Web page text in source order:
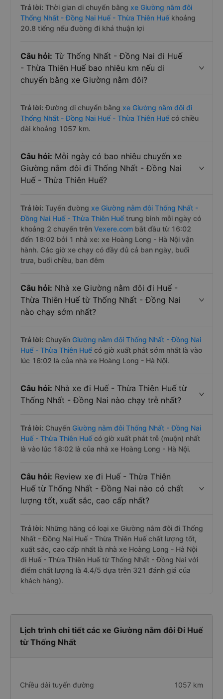
Trả lời: Thời gian di chuyển bằng xe Giường nằm đôi
Thống Nhất - Đồng Nai Huế - Thừa Thiên Huếkhoảng
20.8 tiếng nếu đường đi khá thuận lợi
Câu hỏi: Từ Thống Nhất - Đồng Nai đi Huế
- Thừa Thiên Huế bao nhiêu km nếu di
chuyển bằng xe Giường nằm đôi?
Trả lời: Đường di chuyển bằng xe Giường nằm đôi đi
Thống Nhất - Đồng Nai Huế - Thừa Thiên Huếcó chiều
dài khoảng 1057 km.
Câu hỏi: Mỗi ngày có bao nhiêu chuyến xe
Giường nằm đôi đi Thống Nhất - Đồng Nai
Huế - Thừa Thiên Huế?
Trả lời: Tuyến đường xe Giường nằm đôi Thống Nhất -
Đồng Nai Huế - Thừa Thiên Huếtrung bình mỗi ngày có
khoảng 2 chuyến trên Vexere.com bắt đầu từ 16:02
đến 18:02 bởi 1 nhà xe: xe Hoàng Long - Hà Nội vận
hành. Các giờ xe chạy có đầy đủ cả ban ngày, buổi
trưa, buổi chiều, ban đêm
Câu hỏi: Nhà xe Giường nằm đôi đi Huế -
Thừa Thiên Huế từ Thống Nhất - Đồng Nai
nào chạy sớm nhất?
Trả lời: Chuyến Giường nằm đôi Thống Nhất - Đồng Nai
Huế - Thừa Thiên Huếcó giờ xuất phát sớm nhất là vào
lúc 16:02 là của nhà xe Hoàng Long - Hà Nội.
Câu hỏi: Nhà xe đi Huế - Thừa Thiên Huế từ
Thống Nhất - Đồng Nai nào chạy trễ nhất?
Trả lời: Chuyến Giường nằm đôi Thống Nhất - Đồng Nai
Huế - Thừa Thiên Huếcó giờ xuất phát trễ (muộn) nhất
là vào lúc 18:02 là của nhà xe Hoàng Long - Hà Nội.
Câu hỏi: Review xe đi Huế - Thừa Thiên
Huế từ Thống Nhất - Đồng Nai nào có chất
lượng tốt, xuất sắc, cao cấp nhất?
Trả lời: Những hãng có loại xe Giường nằm đôi đi Thống
Nhất - Đồng Nai Huế - Thừa Thiên Huế chất lượng tốt,
xuất sắc, cao cấp nhất là nhà xe Hoàng Long - Hà Nội
đi Huế - Thừa Thiên Huế từ Thống Nhất - Đồng Nai với
điểm chất lượng là 4.4/5 dựa trên 321 đánh giá của
khách hàng).
Lịch trình chi tiết các xe Giường nằm đôi Đi Huế
từ Thống Nhất
Chiều dài tuyến đường 1057 km